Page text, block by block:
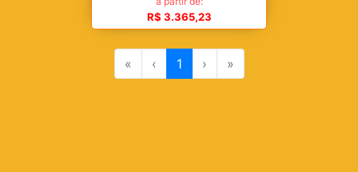
R$ 3.365,23
« ‹ 1 › »